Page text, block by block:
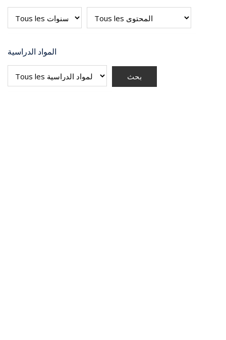
المواد الدراسية